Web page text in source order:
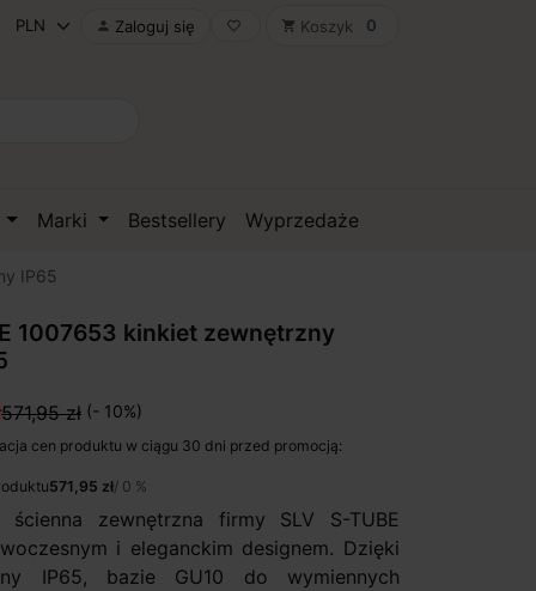
 Zaloguj się favorite_border shopping_cart Koszyk 0
Marki Bestsellery Wyprzedaże
IP65
1007653 kinkiet zewnętrzny
571,95 zł (- 10%)
cen produktu w ciągu 30 dni przed promocją:
571,95 zł/ 0 %
ścienna zewnętrzna firmy SLV S-TUBE
i eleganckim designem. Dzięki
IP65, bazie GU10 do wymiennych